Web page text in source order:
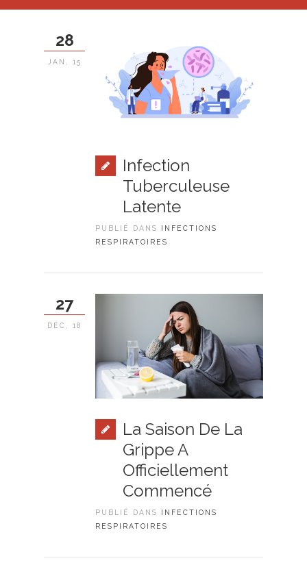
Infection
Tuberculeuse
Latente
PUBLIÉ DANS INFECTIONS
RESPIRATOIRES
28
JAN, 15
La Saison De La
Grippe A
Officiellement
Commencé
PUBLIÉ DANS INFECTIONS
RESPIRATOIRES
27
DÉC, 18